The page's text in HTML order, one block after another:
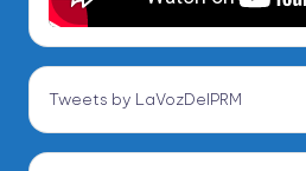
Tweets by LaVozDelPRM